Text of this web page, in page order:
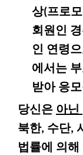
상(프로
회원인
인 연령
에서는
받아 응
당신은 아닌
북한, 수단,
법률에 의